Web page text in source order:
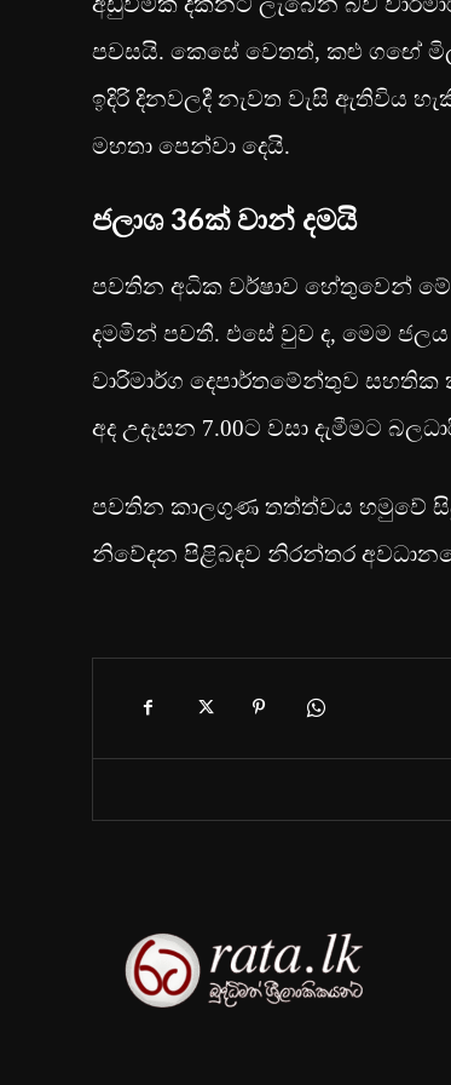
පවසයි. කෙසේ වෙතත්, කළු ගඟේ
ඉදිරි දිනවලදී නැවත වැසි ඇතිවිය
මහතා පෙන්වා දෙයි.
ජලාශ 36ක් වාන් දමයි
පවතින අධික වර්ෂාව හේතුවෙන් මේ
දමමින් පවතී. එසේ වුව ද, මෙම
වාරිමාර්ග දෙපාර්තමේන්තුව සහතික
අද උදෑසන 7.00ට වසා දැමීමට
පවතින කාලගුණ තත්ත්වය හමුවේ
නිවේදන පිළිබඳව නිරන්තර